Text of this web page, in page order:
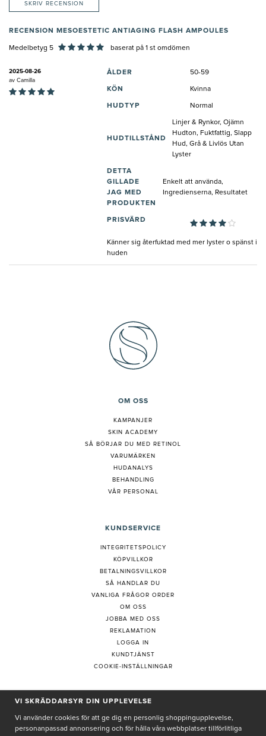
SKRIV RECENSION
RECENSION MESOESTETIC ANTIAGING FLASH AMPOULES
Medelbetyg 5 baserat på 1 st omdömen
2025-08-26
av Camilla
ÅLDER 50-59
KÖN Kvinna
HUDTYP Normal
HUDTILLSTÅND
Linjer & Rynkor, Ojämn
Hudton, Fuktfattig, Slapp
Hud, Grå & Livlös Utan
Lyster
DETTA
GILLADE
JAG MED
PRODUKTEN
Enkelt att använda,
Ingredienserna, Resultatet
PRISVÄRD
Känner sig återfuktad med mer lyster o spänst i
huden
OM OSS
KAMPANJER
SKIN ACADEMY
SÅ BÖRJAR DU MED RETINOL
VARUMÄRKEN
HUDANALYS
BEHANDLING
VÅR PERSONAL
KUNDSERVICE
INTEGRITETSPOLICY
KÖPVILLKOR
BETALNINGSVILLKOR
SÅ HANDLAR DU
VANLIGA FRÅGOR ORDER
OM OSS
JOBBA MED OSS
REKLAMATION
LOGGA IN
KUNDTJÄNST
COOKIE-INSTÄLLNINGAR
PRENUMERERA PÅ NYHETSBREV
VI SKRÄDDARSYR DIN UPPLEVELSE
Vi använder cookies för att ge dig en personlig shoppingupplevelse,
personanpassad annonsering och för hålla våra webbplatser tillförlitliga